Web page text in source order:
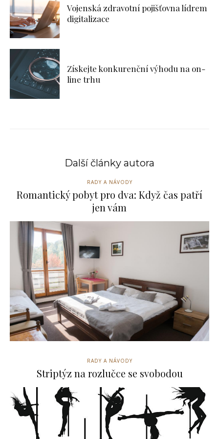
Vojenská zdravotní pojišťovna lídrem
digitalizace
Získejte konkurenční výhodu na on-
line trhu
Další články autora
RADY A NÁVODY
Romantický pobyt pro dva: Když čas patří
jen vám
RADY A NÁVODY
Striptýz na rozlučce se svobodou